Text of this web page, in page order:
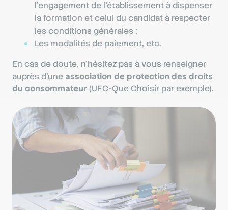
l’engagement de l’établissement à dispenser
la formation et celui du candidat à respecter
les conditions générales ;
Les modalités de paiement, etc.
En cas de doute, n’hésitez pas à vous renseigner
auprès d’une association de protection des droits
du consommateur (UFC-Que Choisir par exemple).